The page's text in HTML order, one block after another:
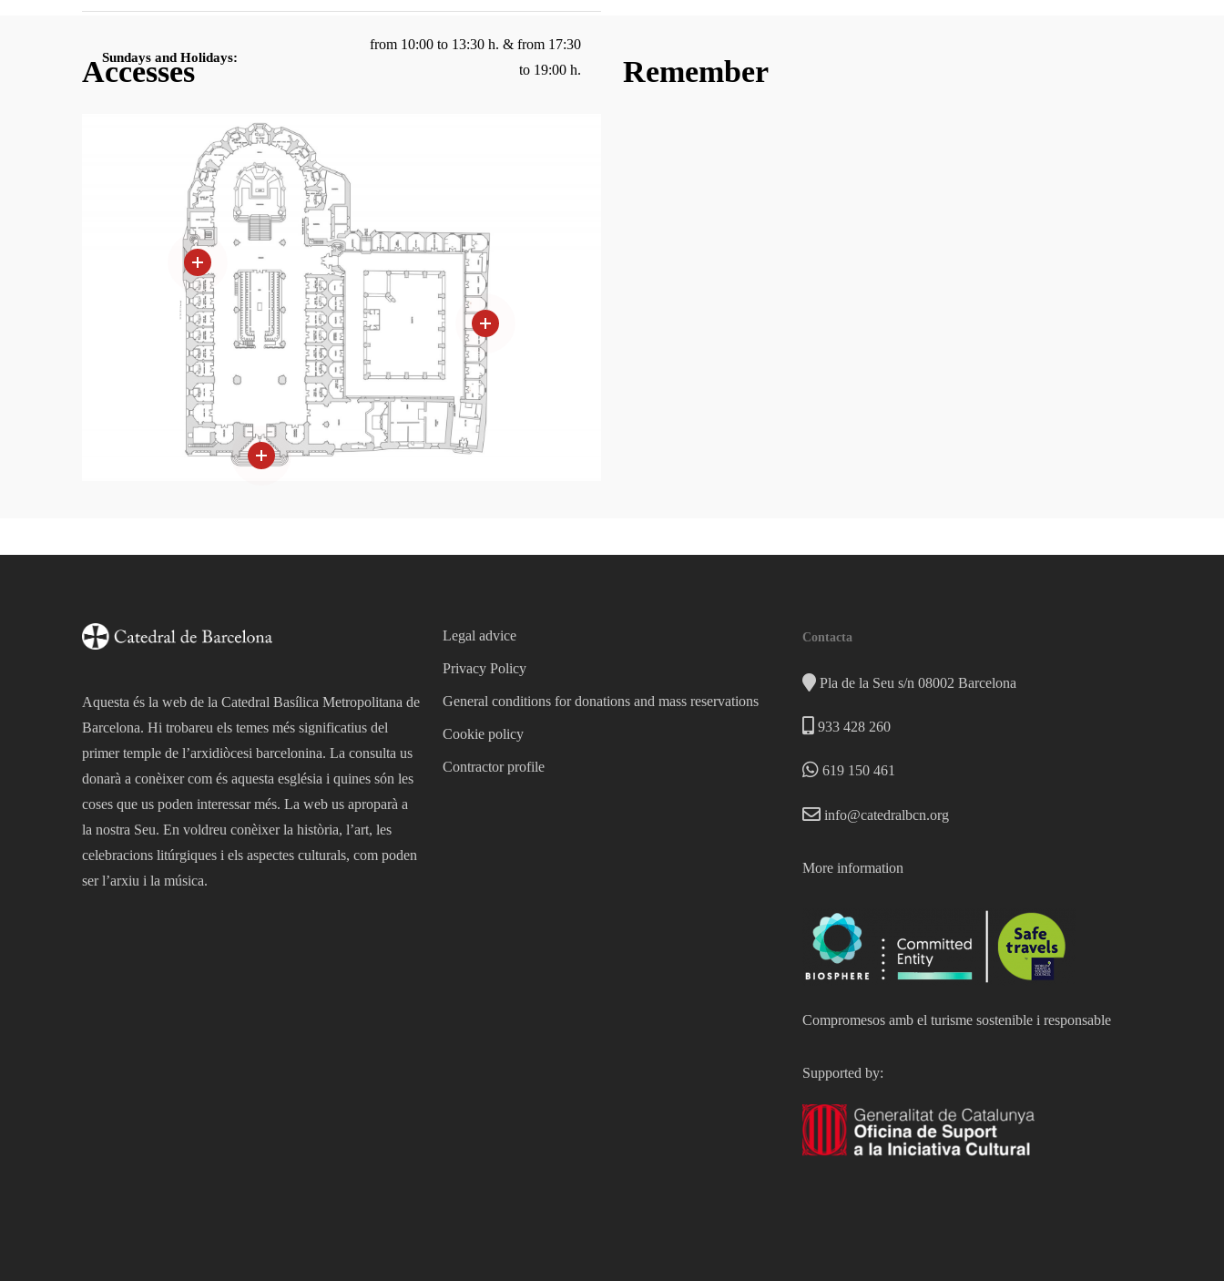
Sundays and Holidays:
from 10:00 to 13:30 h. & from 17:30
to 19:00 h.
Accesses Remember
Aquesta és la web de la Catedral Basílica Metropolitana de
Barcelona. Hi trobareu els temes més significatius del
primer temple de l’arxidiòcesi barcelonina. La consulta us
donarà a conèixer com és aquesta església i quines són les
coses que us poden interessar més. La web us aproparà a
la nostra Seu. En voldreu conèixer la història, l’art, les
celebracions litúrgiques i els aspectes culturals, com poden
ser l’arxiu i la música.
Legal advice
Privacy Policy
General conditions for donations and mass reservations
Cookie policy
Contractor profile
Contacta
Pla de la Seu s/n 08002 Barcelona
933 428 260
619 150 461
info@catedralbcn.org
More information
Compromesos amb el turisme sostenible i responsable
Supported by: